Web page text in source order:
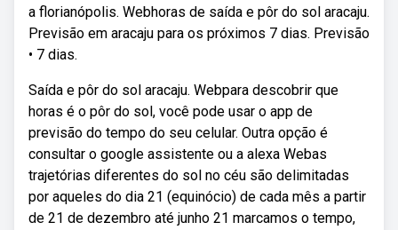
a florianópolis. Webhoras de saída e pôr do sol aracaju.
Previsão em aracaju para os próximos 7 dias. Previsão
• 7 dias.
Saída e pôr do sol aracaju. Webpara descobrir que
horas é o pôr do sol, você pode usar o app de
previsão do tempo do seu celular. Outra opção é
consultar o google assistente ou a alexa Webas
trajetórias diferentes do sol no céu são delimitadas
por aqueles do dia 21 (equinócio) de cada mês a partir
de 21 de dezembro até junho 21 marcamos o tempo,